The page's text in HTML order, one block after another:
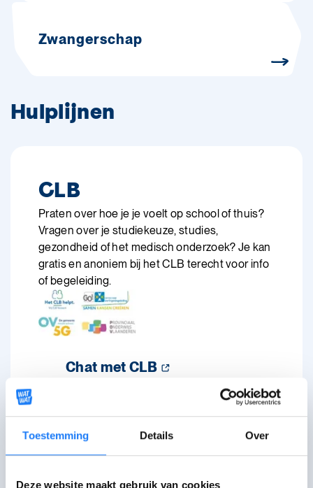
Toestemming Details Over
Deze website maakt gebruik van cookies
Zwangerschap
Hulplijnen
CLB
Praten over hoe je je voelt op school of thuis?
Vragen over je studiekeuze, studies,
gezondheid of het medisch onderzoek? Je kan
gratis en anoniem bij het CLB terecht voor info
of begeleiding.
Chat met CLB
Maandag, dinsdag, donderdag 17:00-
21:00 uur. Woensdag 14:00-21:00 uur.
Ga langs bij het CLB van jouw school